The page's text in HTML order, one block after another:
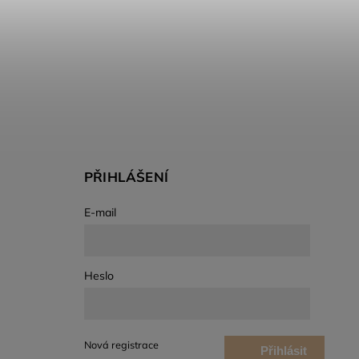
PŘIHLÁŠENÍ
E-mail
Heslo
Přihlásit
Nová registrace